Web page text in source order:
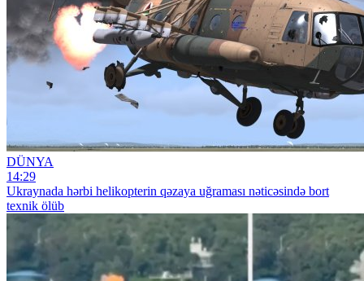
DÜNYA
14:29
Ukraynada hərbi helikopterin qəzaya uğraması nəticəsində bort
texnik ölüb